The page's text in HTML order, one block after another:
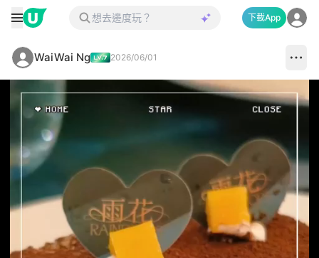
下載App
WaiWai Ng 2026/06/01